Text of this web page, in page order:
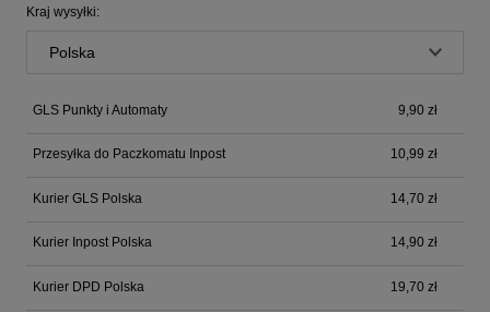
Kraj wysyłki:
GLS Punkty i Automaty 9,90 zł
Przesyłka do Paczkomatu Inpost 10,99 zł
Kurier GLS Polska 14,70 zł
Kurier Inpost Polska 14,90 zł
Kurier DPD Polska 19,70 zł